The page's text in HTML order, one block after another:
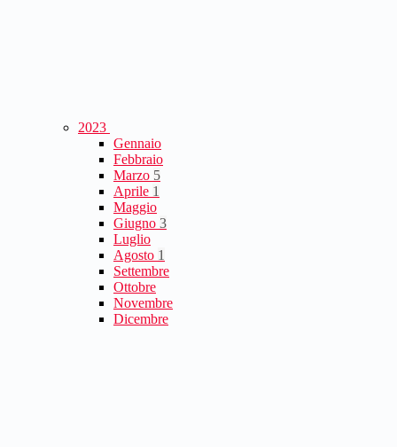
2023
Gennaio
Febbraio
Marzo 5
Aprile 1
Maggio
Giugno 3
Luglio
Agosto 1
Settembre
Ottobre
Novembre
Dicembre